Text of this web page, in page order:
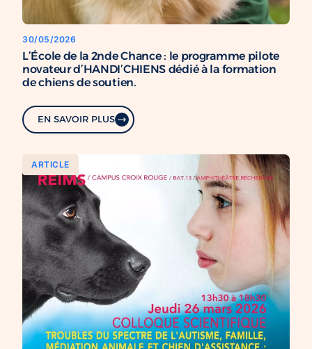
30/05/2026
L’École de la 2nde Chance : le programme pilote
novateur d’HANDI’CHIENS dédié à la formation
de chiens de soutien.
EN SAVOIR PLUS
ARTICLE